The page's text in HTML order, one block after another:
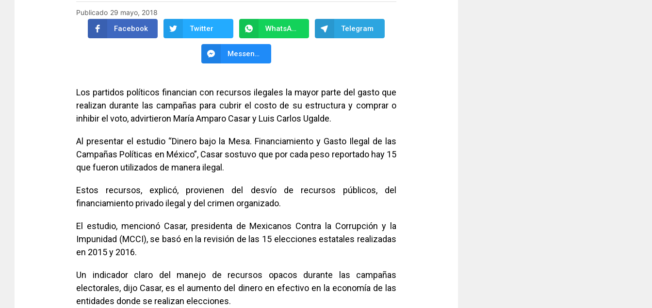
Publicado 29 mayo, 2018
Facebook Twitter WhatsApp Telegram
Messenger
Los partidos políticos financian con recursos ilegales la mayor parte del gasto que
realizan durante las campañas para cubrir el costo de su estructura y comprar o
inhibir el voto, advirtieron María Amparo Casar y Luis Carlos Ugalde.
Al presentar el estudio “Dinero bajo la Mesa. Financiamiento y Gasto Ilegal de las
Campañas Políticas en México”, Casar sostuvo que por cada peso reportado hay 15
que fueron utilizados de manera ilegal.
Estos recursos, explicó, provienen del desvío de recursos públicos, del
financiamiento privado ilegal y del crimen organizado.
El estudio, mencionó Casar, presidenta de Mexicanos Contra la Corrupción y la
Impunidad (MCCI), se basó en la revisión de las 15 elecciones estatales realizadas
en 2015 y 2016.
Un indicador claro del manejo de recursos opacos durante las campañas
electorales, dijo Casar, es el aumento del dinero en efectivo en la economía de las
entidades donde se realizan elecciones.